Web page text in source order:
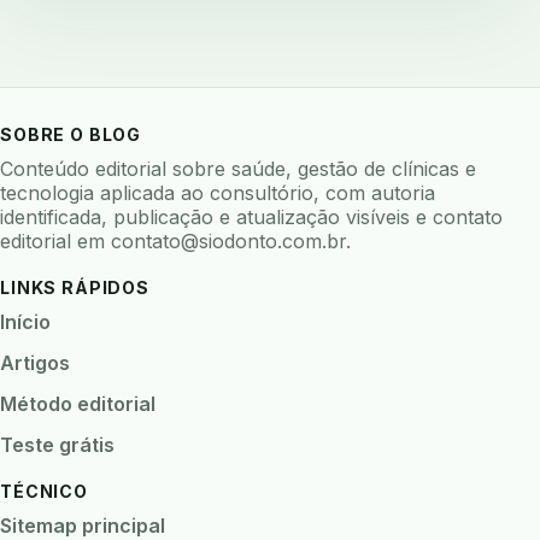
bioceramicos biocompatibilidade
biofeedback
biofilme linhas agua bioimpedancia
biomarcadores biomateriais biomecanica
biometria biometria clinica biometria facial
biopsia biopsia oral
biosseguranca clinica
biossensores
blockchain
SOBRE O BLOG
Conteúdo editorial sobre saúde, gestão de clínicas e
tecnologia aplicada ao consultório, com autoria
identificada, publicação e atualização visíveis e contato
editorial em contato@siodonto.com.br.
LINKS RÁPIDOS
Início
Artigos
Método editorial
Teste grátis
TÉCNICO
Sitemap principal